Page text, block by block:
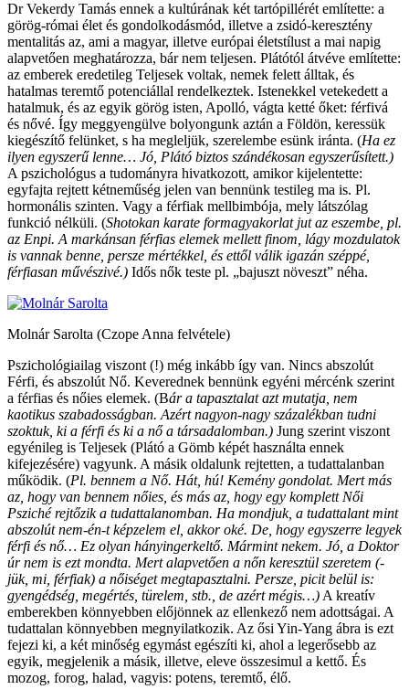
Dr Vekerdy Tamás ennek a kultúrának két tartópillérét említette: a
görög-római élet és gondolkodásmód, illetve a zsidó-keresztény
mentalitás az, ami a magyar, illetve európai életstílust a mai napig
alapvetően meghatározza, bár nem teljesen. Plátótól átvéve említette:
az emberek eredetileg Teljesek voltak, nemek felett álltak, és
hatalmas teremtő potenciállal rendelkeztek. Istenekkel vetekedett a
hatalmuk, és az egyik görög isten, Apolló, vágta ketté őket: férfivá
és nővé. Így meggyengülve bolyongunk aztán a Földön, keressük
kiegészítő felünket, s ha megleljük, szerelembe esünk iránta. (Ha ez
ilyen egyszerű lenne… Jó, Plátó biztos szándékosan egyszerűsített.)
A pszichológus a tudományra hivatkozott, amikor kijelentette:
egyfajta rejtett kétneműség jelen van bennünk testileg ma is. Pl.
hormonális szinten. Vagy a férfiak mellbimbója, mely látszólag
funkció nélküli. (Shotokan karate formagyakorlat jut az eszembe, pl.
az Enpi. A markánsan férfias elemek mellett finom, lágy mozdulatok
is vannak benne, persze mértékkel, és ettől válik igazán széppé,
férfiasan művészivé.) Idős nők teste pl. „bajuszt növeszt” néha.
Molnár Sarolta (Czope Anna felvétele)
Pszichológiailag viszont (!) még inkább így van. Nincs abszolút
Férfi, és abszolút Nő. Keverednek bennünk egyéni mércénk szerint
a férfias és nőies elemek. (Bár a tapasztalat azt mutatja, nem
kaotikus szabadosságban. Azért nagyon-nagy százalékban tudni
szoktuk, ki a férfi és ki a nő a társadalomban.) Jung szerint viszont
egyénileg is Teljesek (Plátó a Gömb képét használta ennek
kifejezésére) vagyunk. A másik oldalunk rejtetten, a tudattalanban
működik. (Pl. bennem a Nő. Hát, hú! Kemény gondolat. Mert más
az, hogy van bennem nőies, és más az, hogy egy komplett Női
Psziché rejtőzik a tudattalanomban. Ha mondjuk, a tudattalant mint
abszolút nem-én-t képzelem el, akkor oké. De, hogy egyszerre legyek
férfi és nő… Ez olyan hányingerkeltő. Mármint nekem. Jó, a Doktor
úr nem is ezt mondta. Mert alapvetően a nőn keresztül szeretem (-
jük, mi, férfiak) a nőiséget megtapasztalni. Persze, picit belül is:
gyengédség, megértés, türelem, stb., de azért mégis…) A kreatív
emberekben könnyebben előjönnek az ellenkező nem adottságai. A
tudattalan könnyebben megnyilatkozik. Az ősi Yin-Yang ábra is ezt
fejezi ki, a két minőség egymást egészíti ki, ahol a legerősebb az
egyik, megjelenik a másik, illetve, eleve összesimul a kettő. És
mozog, forog, halad, vagyis: potens, teremtő, élő.